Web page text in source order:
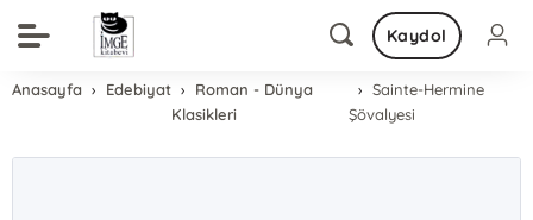
Kaydol
Anasayfa Edebiyat
Roman - Dünya
Klasikleri
Sainte-Hermine
Şövalyesi